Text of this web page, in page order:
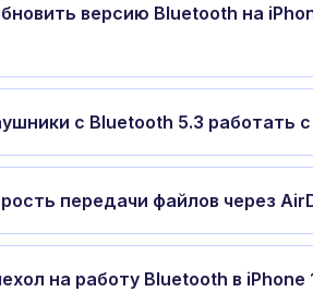
версию Bluetooth на
с Bluetooth 5.3 работать с
передачи файлов через
на работу Bluetooth в iPhone